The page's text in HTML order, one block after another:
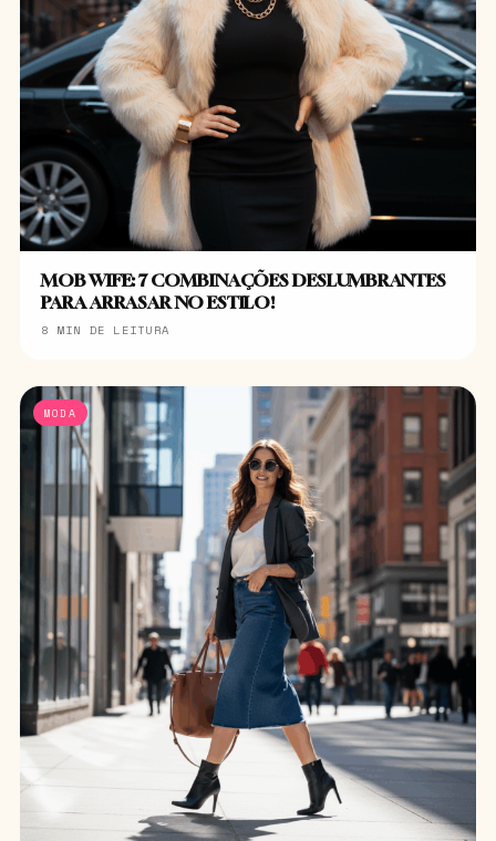
MOB WIFE: 7 COMBINAÇÕES DESLUMBRANTES
PARA ARRASAR NO ESTILO!
8 MIN DE LEITURA
MODA